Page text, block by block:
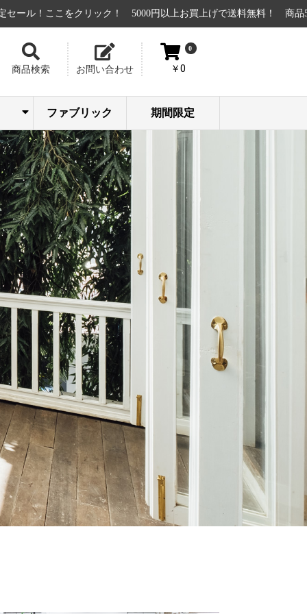
こをクリック！ 5000円以上お買上げで送料無料！ 商品5点以上お
商品検索 お問い合わせ
0
￥0
フ
ッ
ー計
ファブリック 期間限定